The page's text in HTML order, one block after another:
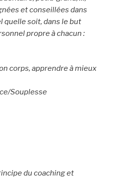
et conseillées dans
quelle soit, dans le but
propre à chacun :
corps, apprendre à mieux
Souplesse
du coaching et